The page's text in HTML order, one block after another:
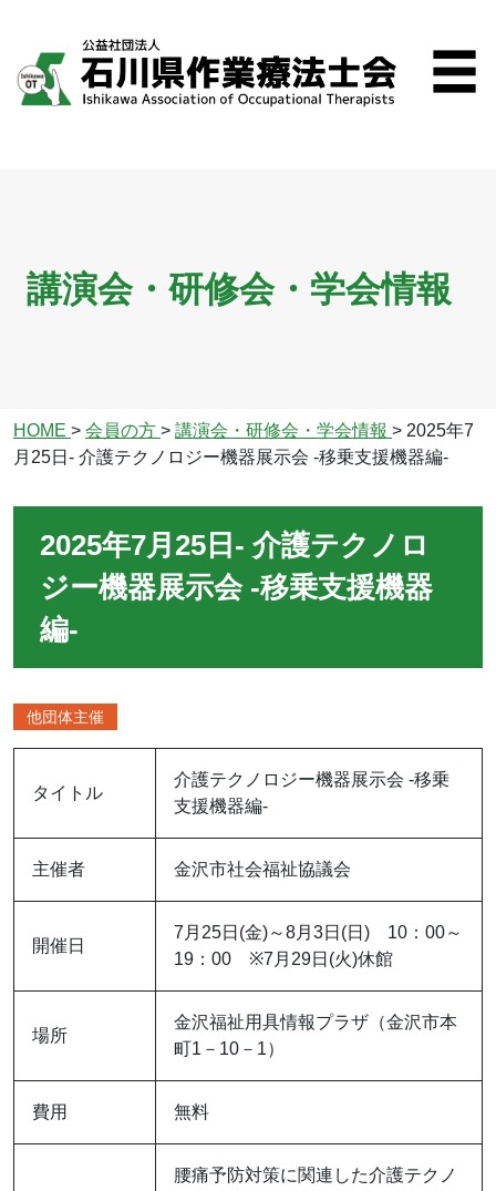
講演会・研修会・学会情報
HOME > 会員の方 > 講演会・研修会・学会情報 > 2025年7
月25日- 介護テクノロジー機器展示会 ‐移乗支援機器編‐
2025年7月25日- 介護テクノロ
ジー機器展示会 ‐移乗支援機器
編‐
他団体主催
タイトル
介護テクノロジー機器展示会 ‐移乗
支援機器編‐
主催者 金沢市社会福祉協議会
開催日
7月25日(金)～8月3日(日) 10：00～
19：00 ※7月29日(火)休館
場所
金沢福祉用具情報プラザ（金沢市本
町1－10－1）
費用 無料
腰痛予防対策に関連した介護テクノ